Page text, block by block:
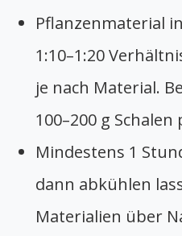
Pflanzenmaterial
1:10–1:20
je nach Material.
100–200 g
Mindestens 1
dann abkühlen
Materialien über